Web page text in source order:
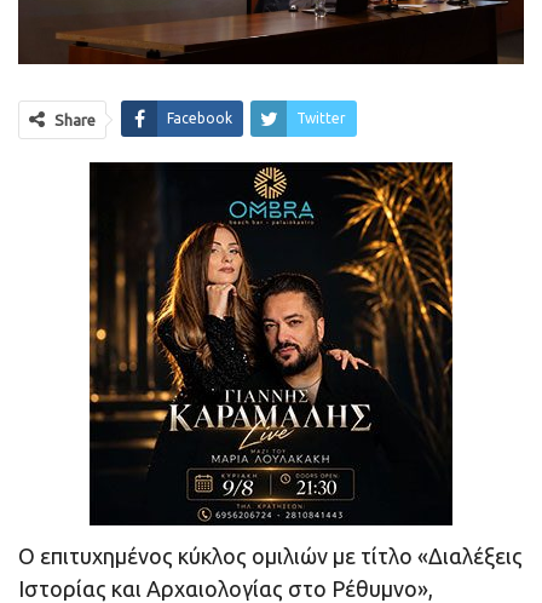
Share Facebook Twitter
Ο επιτυχημένος κύκλος ομιλιών με τίτλο «Διαλέξεις
Ιστορίας και Αρχαιολογίας στο Ρέθυμνο»,